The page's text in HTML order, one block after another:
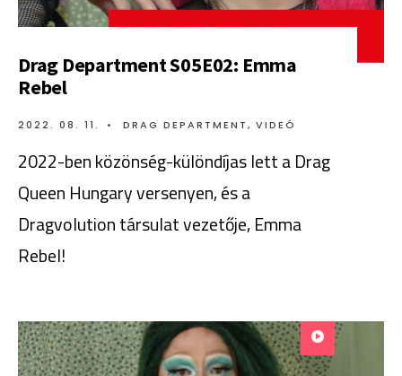
Drag Department S05E02: Emma
Rebel
2022. 08. 11. • DRAG DEPARTMENT, VIDEÓ
2022-ben közönség-különdíjas lett a Drag
Queen Hungary versenyen, és a
Dragvolution társulat vezetője, Emma
Rebel!